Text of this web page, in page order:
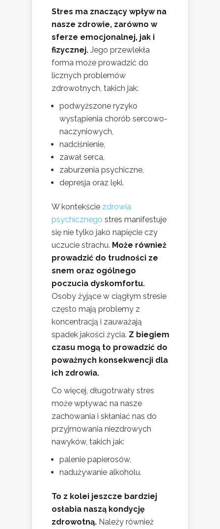
Stres ma znaczący wpływ na
nasze zdrowie, zarówno w
sferze emocjonalnej, jak i
fizycznej. Jego przewlekła
forma może prowadzić do
licznych problemów
zdrowotnych, takich jak:
podwyższone ryzyko
wystąpienia chorób sercowo-
naczyniowych,
nadciśnienie,
zawał serca,
zaburzenia psychiczne,
depresja oraz lęki.
W kontekście zdrowia
psychicznego stres manifestuje
się nie tylko jako napięcie czy
uczucie strachu. Może również
prowadzić do trudności ze
snem oraz ogólnego
poczucia dyskomfortu.
Osoby żyjące w ciągłym stresie
często mają problemy z
koncentracją i zauważają
spadek jakości życia. Z biegiem
czasu mogą to prowadzić do
poważnych konsekwencji dla
ich zdrowia.
Co więcej, długotrwały stres
może wpływać na nasze
zachowania i skłaniać nas do
przyjmowania niezdrowych
nawyków, takich jak:
palenie papierosów,
nadużywanie alkoholu.
To z kolei jeszcze bardziej
osłabia naszą kondycję
zdrowotną. Należy również